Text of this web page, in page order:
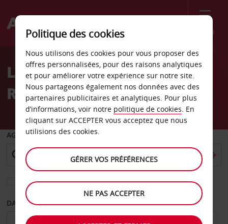
Menu
Welcome
AvisLocation de voiture
République centrafricaine
AGENCE DE DÉPART
Sélectionnez une autre agence de retour
DATE DE DÉPART DATE DE RETOUR
Politique des cookies
Nous utilisons des cookies pour vous proposer des
offres personnalisées, pour des raisons analytiques
et pour améliorer votre expérience sur notre site.
Nous partageons également nos données avec des
partenaires publicitaires et analytiques. Pour plus
d’informations, voir notre politique de cookies. En
cliquant sur ACCEPTER vous acceptez que nous
utilisions des cookies.
GÉRER VOS PRÉFÉRENCES
NE PAS ACCEPTER